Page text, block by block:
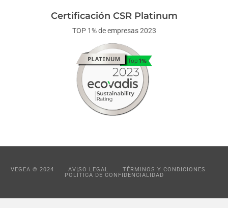
Certificación CSR Platinum
TOP 1% de empresas 2023
VEGEA © 2024 AVISO LEGAL
TÉRMINOS Y CONDICIONES
POLÍTICA DE CONFIDENCIALIDAD